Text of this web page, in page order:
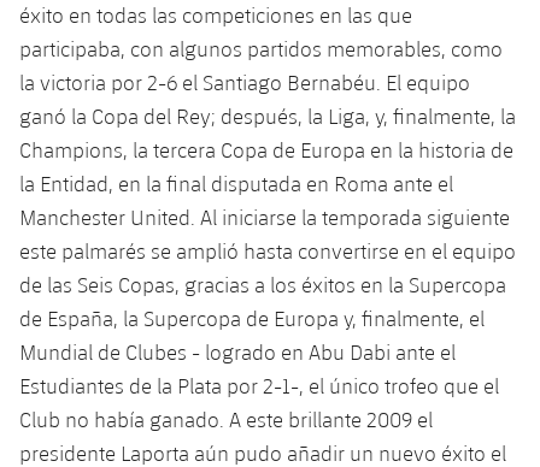
éxito en todas las competiciones en las que
participaba, con algunos partidos memorables, como
la victoria por 2-6 el Santiago Bernabéu. El equipo
ganó la Copa del Rey; después, la Liga, y, finalmente, la
Champions, la tercera Copa de Europa en la historia de
la Entidad, en la final disputada en Roma ante el
Manchester United. Al iniciarse la temporada siguiente
este palmarés se amplió hasta convertirse en el equipo
de las Seis Copas, gracias a los éxitos en la Supercopa
de España, la Supercopa de Europa y, finalmente, el
Mundial de Clubes - logrado en Abu Dabi ante el
Estudiantes de la Plata por 2-1-, el único trofeo que el
Club no había ganado. A este brillante 2009 el
presidente Laporta aún pudo añadir un nuevo éxito el